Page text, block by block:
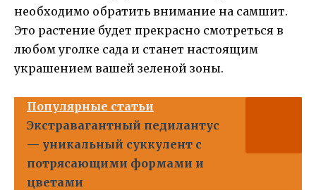
необходимо обратить внимание на самшит.
Это растение будет прекрасно смотреться в
любом уголке сада и станет настоящим
украшением вашей зеленой зоны.
Популярные статьи
Экстравагантный педилантус
— уникальный суккулент с
потрясающими формами и
цветами